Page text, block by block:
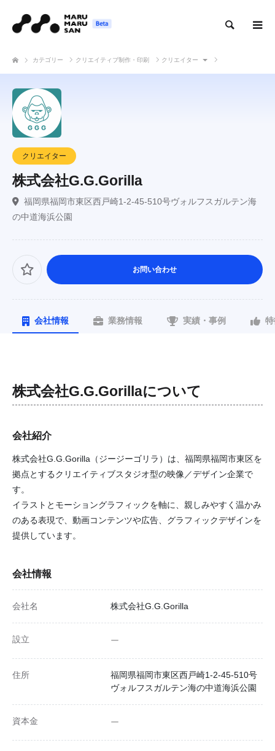
カテゴリー クリエイティブ制作・印刷 クリエイター
クリエイター
株式会社G.G.Gorilla
福岡県福岡市東区西戸崎1-2-45-510号ヴォルフスガルテン海
の中道海浜公園
お問い合わせ
会社情報 業務情報 実績・事例
株式会社G.G.Gorillaについて
会社紹介
株式会社G.G.Gorilla（ジージーゴリラ）は、福岡県福岡市東区を
拠点とするクリエイティブスタジオ型の映像／デザイン企業で
す。
イラストとモーショングラフィックを軸に、親しみやすく温かみ
のある表現で、動画コンテンツや広告、グラフィックデザインを
提供しています。
会社情報
会社名 株式会社G.G.Gorilla
設立 ー
住所
福岡県福岡市東区西戸崎1-2-45-510号
ヴォルフスガルテン海の中道海浜公園
資本金 ー